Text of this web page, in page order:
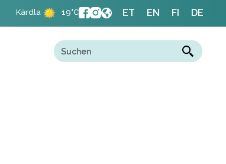
Kärdla 19°C ET EN FI DE